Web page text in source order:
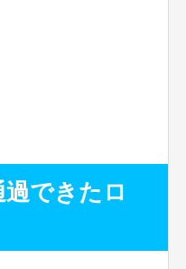
できたロ